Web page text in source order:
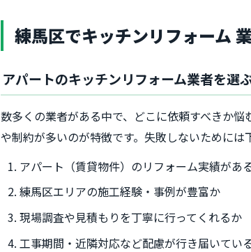
練馬区でキッチンリフォーム
アパートのキッチンリフォーム業者を選
数多くの業者がある中で、どこに依頼すべきか
や制約が多いのが特徴です。失敗しないためには
アパート（賃貸物件）のリフォーム実績があ
練馬区エリアの施工経験・事例が豊富か
現場調査や見積もりを丁寧に行ってくれるか
工事期間・近隣対応など配慮が行き届いてい